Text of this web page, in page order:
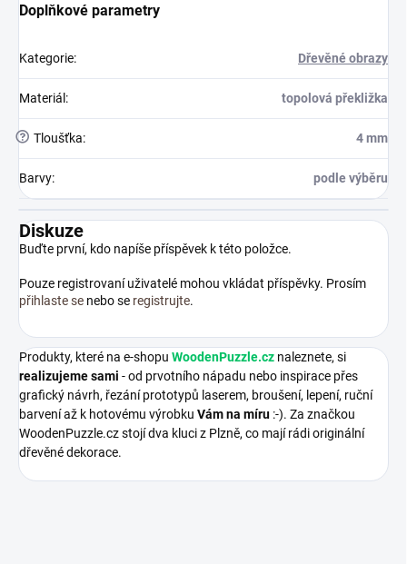
Doplňkové parametry
Kategorie: Dřevěné obrazy
Materiál : topolová překližka
? Tloušťka: 4 mm
Barvy: podle výběru
Diskuze
Buďte první, kdo napíše příspěvek k této položce.
Pouze registrovaní uživatelé mohou vkládat příspěvky. Prosím
přihlaste se nebo se registrujte.
Produkty, které na e-shopu WoodenPuzzle.cz naleznete, si
realizujeme sami - od prvotního nápadu nebo inspirace přes
grafický návrh, řezání prototypů laserem, broušení, lepení, ruční
barvení až k hotovému výrobku Vám na míru :-). Za značkou
WoodenPuzzle.cz stojí dva kluci z Plzně, co mají rádi originální
dřevěné dekorace.